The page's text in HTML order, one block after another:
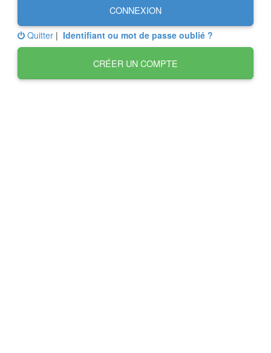
CONNEXION
Quitter | Identifiant ou mot de passe oublié ?
CRÉER UN COMPTE